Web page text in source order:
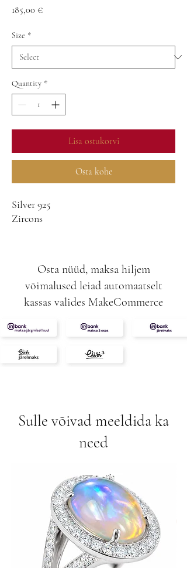
185,00 €Price
Size *
Quantity *
Lisa ostukorvi
Osta kohe
Silver 925
Zircons
Osta nüüd, maksa hiljem
võimalused leiad automaatselt
kassas valides MakeCommerce
Sulle võivad meeldida ka
need